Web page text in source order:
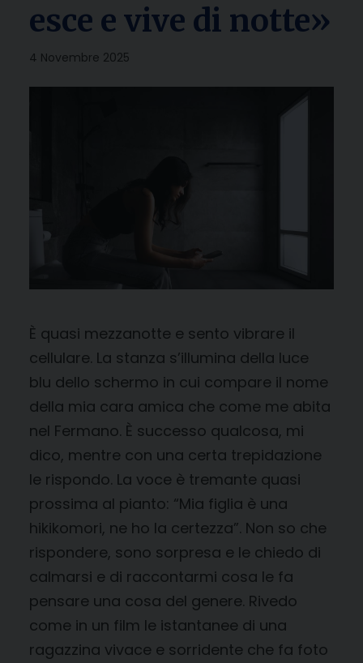
esce e vive di notte»
4 Novembre 2025
È quasi mezzanotte e sento vibrare il
cellulare. La stanza s’illumina della luce
blu dello schermo in cui compare il nome
della mia cara amica che come me abita
nel Fermano. È successo qualcosa, mi
dico, mentre con una certa trepidazione
le rispondo. La voce è tremante quasi
prossima al pianto: “Mia figlia è una
hikikomori, ne ho la certezza”. Non so che
rispondere, sono sorpresa e le chiedo di
calmarsi e di raccontarmi cosa le fa
pensare una cosa del genere. Rivedo
come in un film le istantanee di una
ragazzina vivace e sorridente che fa foto